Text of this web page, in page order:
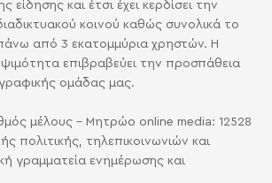
είδησης και έτσι έχει κερδίσει την
κοινού καθώς συνολικά το
από 3 εκατομμύρια χρηστών. Η
επιβραβεύει την προσπάθεια
ομάδας μας.
μέλους - Μητρώο online media: 12528
πολιτικής, τηλεπικοινωνιών και
γραμματεία ενημέρωσης και